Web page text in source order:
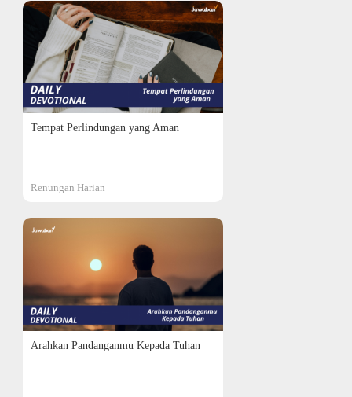
Tempat Perlindungan yang Aman
Renungan Harian
Arahkan Pandanganmu Kepada Tuhan